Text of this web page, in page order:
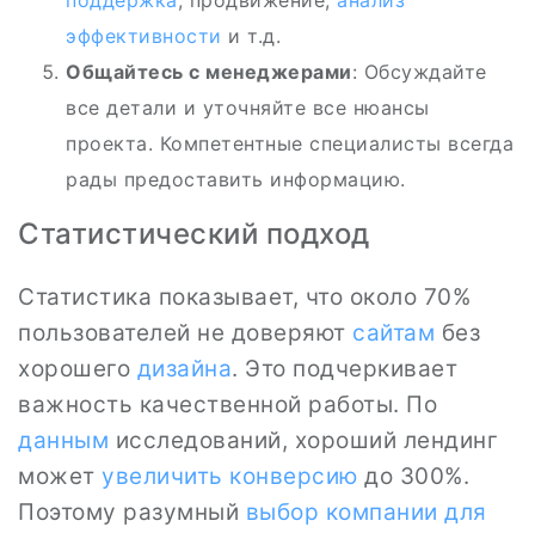
эффективности и т.д.
Общайтесь с менеджерами: Обсуждайте
все детали и уточняйте все нюансы
проекта. Компетентные специалисты всегда
рады предоставить информацию.
Статистический подход
Статистика показывает, что около 70%
пользователей не доверяют сайтам без
хорошего дизайна. Это подчеркивает
важность качественной работы. По
данным исследований, хороший лендинг
может увеличить конверсию до 300%.
Поэтому разумный выбор компании для